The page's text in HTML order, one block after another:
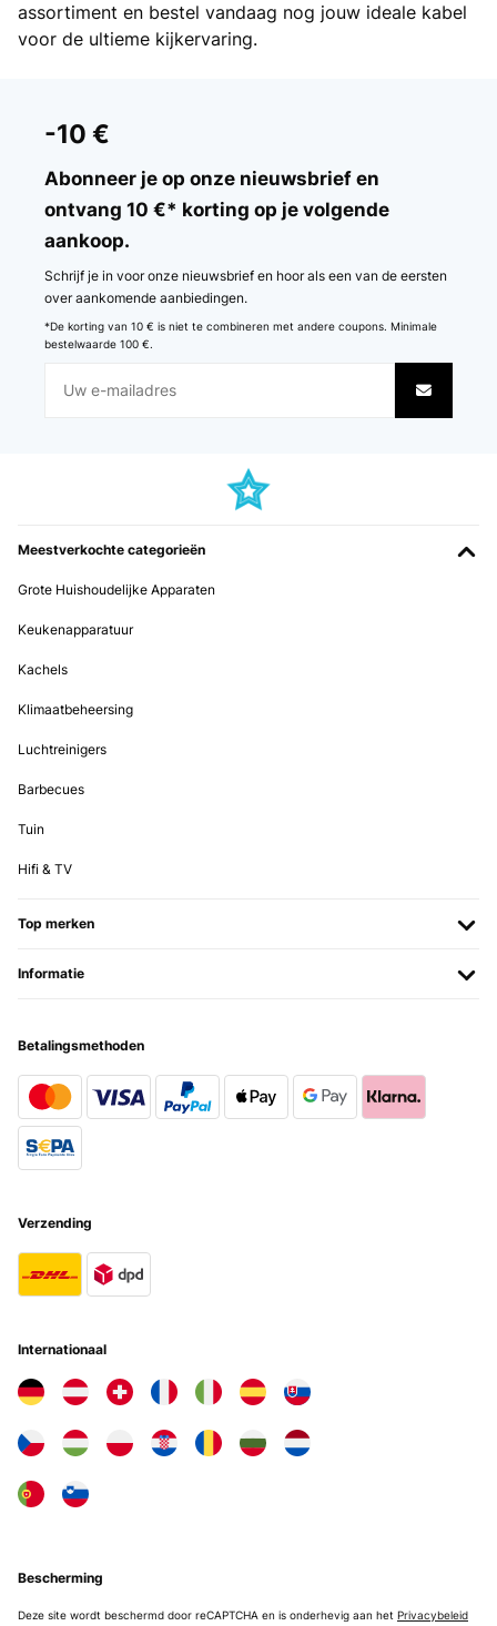
assortiment en bestel vandaag nog jouw ideale kabel
voor de ultieme kijkervaring.
-10 €
Abonneer je op onze nieuwsbrief en
ontvang 10 €* korting op je volgende
aankoop.
Schrijf je in voor onze nieuwsbrief en hoor als een van de eersten
over aankomende aanbiedingen.
*De korting van 10 € is niet te combineren met andere coupons. Minimale
bestelwaarde 100 €.
Meestverkochte categorieën
Grote Huishoudelijke Apparaten
Keukenapparatuur
Kachels
Klimaatbeheersing
Luchtreinigers
Barbecues
Tuin
Hifi & TV
Top merken
Informatie
Betalingsmethoden
Verzending
Internationaal
Bescherming
Deze site wordt beschermd door reCAPTCHA en is onderhevig aan het Privacybeleid